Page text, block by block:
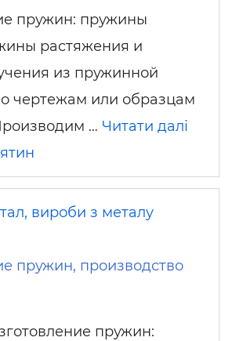
пружин: пружины
растяжения и
из пружинной
чертежам или образцам
… Читати далі
вироби з металу
пружин, производство
пружин: